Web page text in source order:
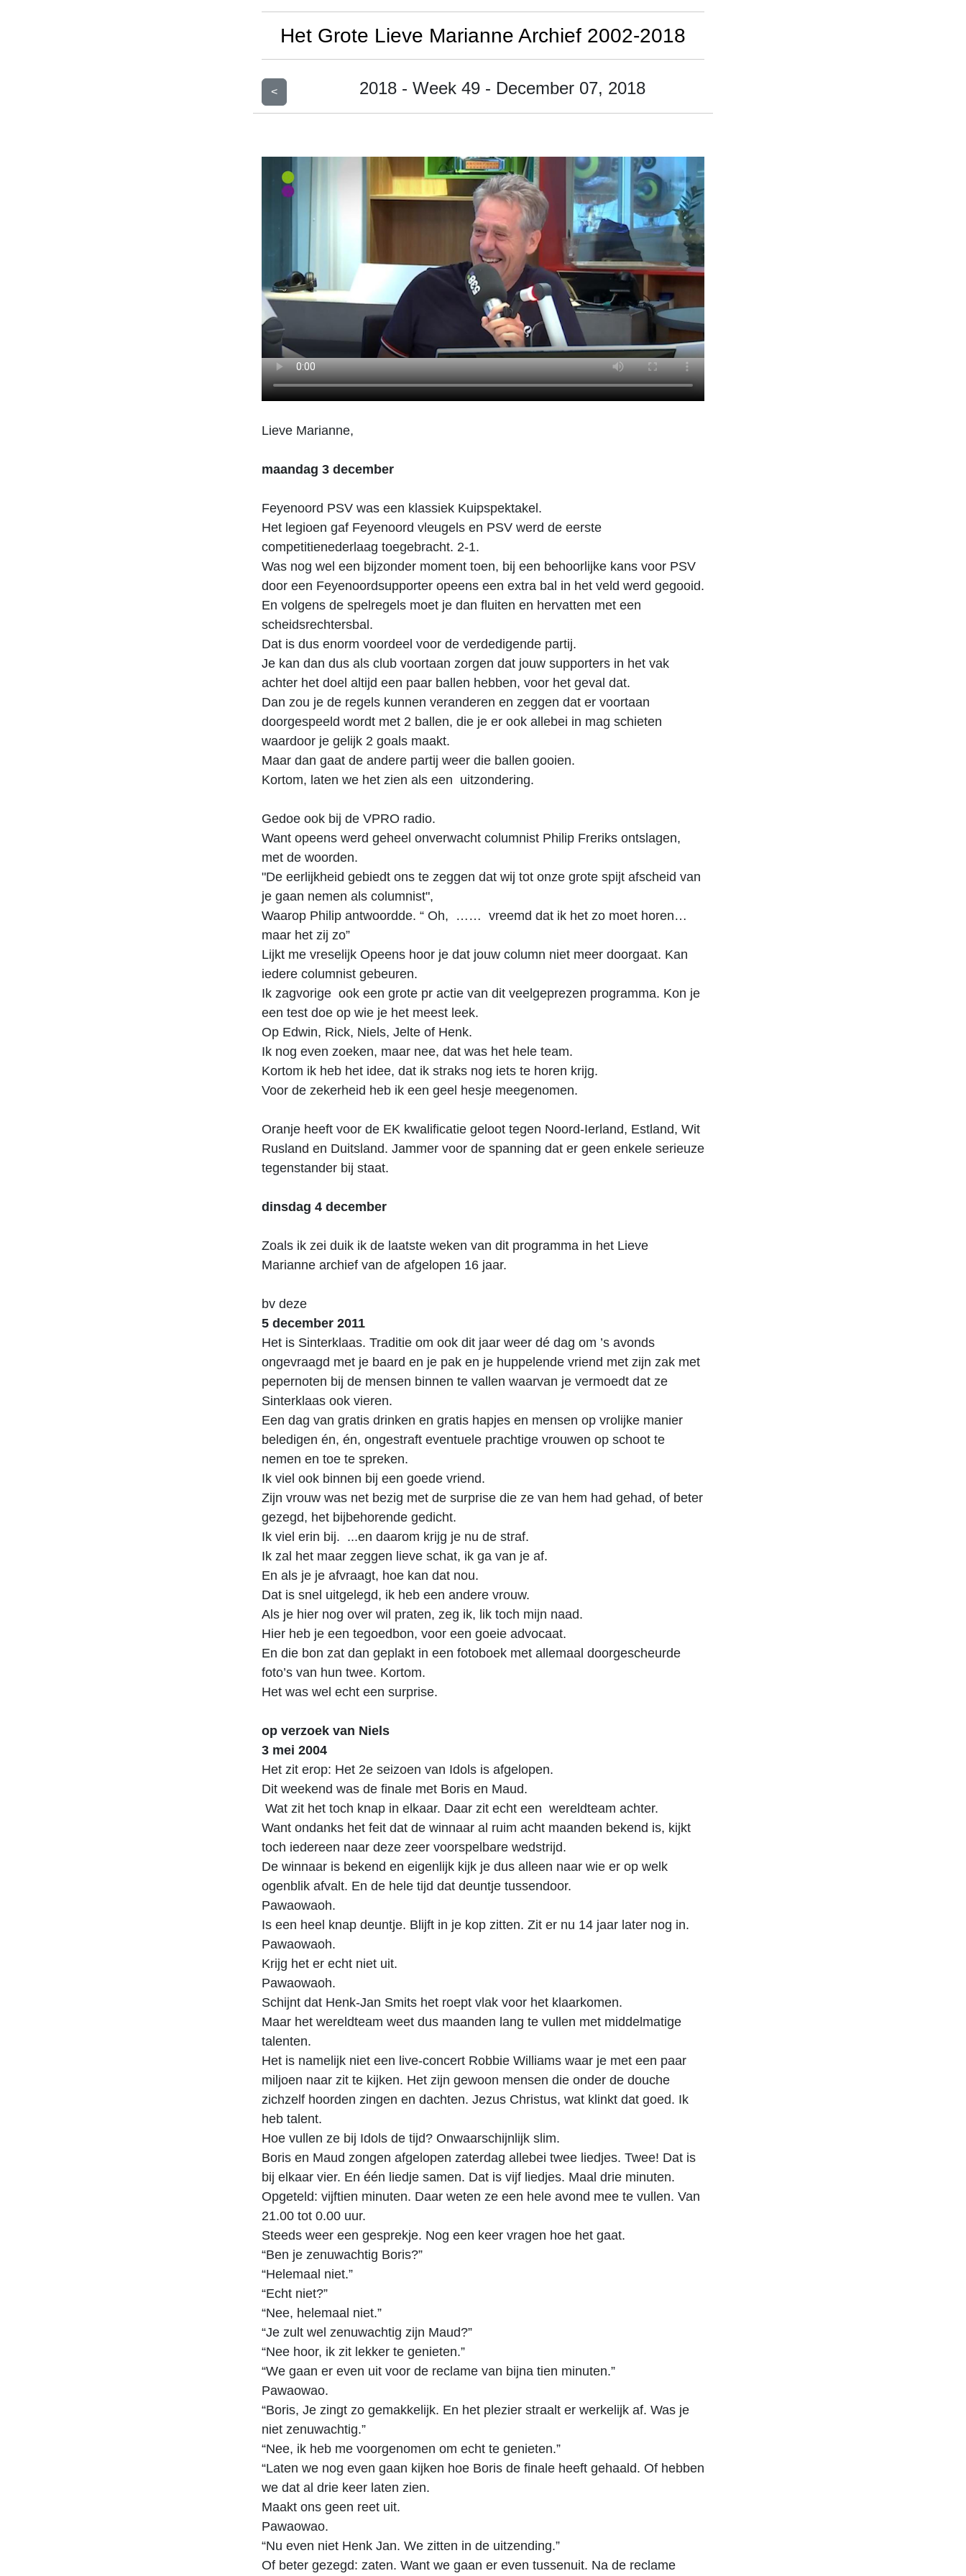
Het Grote Lieve Marianne Archief 2002-2018
< 2018 - Week 49 - December 07, 2018
Lieve Marianne,
maandag 3 december
Feyenoord PSV was een klassiek Kuipspektakel.
Het legioen gaf Feyenoord vleugels en PSV werd de eerste
competitienederlaag toegebracht. 2-1.
Was nog wel een bijzonder moment toen, bij een behoorlijke kans voor PSV
door een Feyenoordsupporter opeens een extra bal in het veld werd gegooid.
En volgens de spelregels moet je dan fluiten en hervatten met een
scheidsrechtersbal.
Dat is dus enorm voordeel voor de verdedigende partij.
Je kan dan dus als club voortaan zorgen dat jouw supporters in het vak
achter het doel altijd een paar ballen hebben, voor het geval dat.
Dan zou je de regels kunnen veranderen en zeggen dat er voortaan
doorgespeeld wordt met 2 ballen, die je er ook allebei in mag schieten
waardoor je gelijk 2 goals maakt.
Maar dan gaat de andere partij weer die ballen gooien.
Kortom, laten we het zien als een uitzondering.
Gedoe ook bij de VPRO radio.
Want opeens werd geheel onverwacht columnist Philip Freriks ontslagen,
met de woorden.
"De eerlijkheid gebiedt ons te zeggen dat wij tot onze grote spijt afscheid van
je gaan nemen als columnist",
Waarop Philip antwoordde. “ Oh, …… vreemd dat ik het zo moet horen…
maar het zij zo”
Lijkt me vreselijk Opeens hoor je dat jouw column niet meer doorgaat. Kan
iedere columnist gebeuren.
Ik zagvorige ook een grote pr actie van dit veelgeprezen programma. Kon je
een test doe op wie je het meest leek.
Op Edwin, Rick, Niels, Jelte of Henk.
Ik nog even zoeken, maar nee, dat was het hele team.
Kortom ik heb het idee, dat ik straks nog iets te horen krijg.
Voor de zekerheid heb ik een geel hesje meegenomen.
Oranje heeft voor de EK kwalificatie geloot tegen Noord-Ierland, Estland, Wit
Rusland en Duitsland. Jammer voor de spanning dat er geen enkele serieuze
tegenstander bij staat.
dinsdag 4 december
Zoals ik zei duik ik de laatste weken van dit programma in het Lieve
Marianne archief van de afgelopen 16 jaar.
bv deze
5 december 2011
Het is Sinterklaas. Traditie om ook dit jaar weer dé dag om ’s avonds
ongevraagd met je baard en je pak en je huppelende vriend met zijn zak met
pepernoten bij de mensen binnen te vallen waarvan je vermoedt dat ze
Sinterklaas ook vieren.
Een dag van gratis drinken en gratis hapjes en mensen op vrolijke manier
beledigen én, én, ongestraft eventuele prachtige vrouwen op schoot te
nemen en toe te spreken.
Ik viel ook binnen bij een goede vriend.
Zijn vrouw was net bezig met de surprise die ze van hem had gehad, of beter
gezegd, het bijbehorende gedicht.
Ik viel erin bij. ...en daarom krijg je nu de straf.
Ik zal het maar zeggen lieve schat, ik ga van je af.
En als je je afvraagt, hoe kan dat nou.
Dat is snel uitgelegd, ik heb een andere vrouw.
Als je hier nog over wil praten, zeg ik, lik toch mijn naad.
Hier heb je een tegoedbon, voor een goeie advocaat.
En die bon zat dan geplakt in een fotoboek met allemaal doorgescheurde
foto’s van hun twee. Kortom.
Het was wel echt een surprise.
op verzoek van Niels
3 mei 2004
Het zit erop: Het 2e seizoen van Idols is afgelopen.
Dit weekend was de finale met Boris en Maud.
Wat zit het toch knap in elkaar. Daar zit echt een wereldteam achter.
Want ondanks het feit dat de winnaar al ruim acht maanden bekend is, kijkt
toch iedereen naar deze zeer voorspelbare wedstrijd.
De winnaar is bekend en eigenlijk kijk je dus alleen naar wie er op welk
ogenblik afvalt. En de hele tijd dat deuntje tussendoor.
Pawaowaoh.
Is een heel knap deuntje. Blijft in je kop zitten. Zit er nu 14 jaar later nog in.
Pawaowaoh.
Krijg het er echt niet uit.
Pawaowaoh.
Schijnt dat Henk-Jan Smits het roept vlak voor het klaarkomen.
Maar het wereldteam weet dus maanden lang te vullen met middelmatige
talenten.
Het is namelijk niet een live-concert Robbie Williams waar je met een paar
miljoen naar zit te kijken. Het zijn gewoon mensen die onder de douche
zichzelf hoorden zingen en dachten. Jezus Christus, wat klinkt dat goed. Ik
heb talent.
Hoe vullen ze bij Idols de tijd? Onwaarschijnlijk slim.
Boris en Maud zongen afgelopen zaterdag allebei twee liedjes. Twee! Dat is
bij elkaar vier. En één liedje samen. Dat is vijf liedjes. Maal drie minuten.
Opgeteld: vijftien minuten. Daar weten ze een hele avond mee te vullen. Van
21.00 tot 0.00 uur.
Steeds weer een gesprekje. Nog een keer vragen hoe het gaat.
“Ben je zenuwachtig Boris?”
“Helemaal niet.”
“Echt niet?”
“Nee, helemaal niet.”
“Je zult wel zenuwachtig zijn Maud?”
“Nee hoor, ik zit lekker te genieten.”
“We gaan er even uit voor de reclame van bijna tien minuten.”
Pawaowao.
“Boris, Je zingt zo gemakkelijk. En het plezier straalt er werkelijk af. Was je
niet zenuwachtig.”
“Nee, ik heb me voorgenomen om echt te genieten.”
“Laten we nog even gaan kijken hoe Boris de finale heeft gehaald. Of hebben
we dat al drie keer laten zien.
Maakt ons geen reet uit.
Pawaowao.
“Nu even niet Henk Jan. We zitten in de uitzending.”
Of beter gezegd: zaten. Want we gaan er even tussenuit. Na de reclame